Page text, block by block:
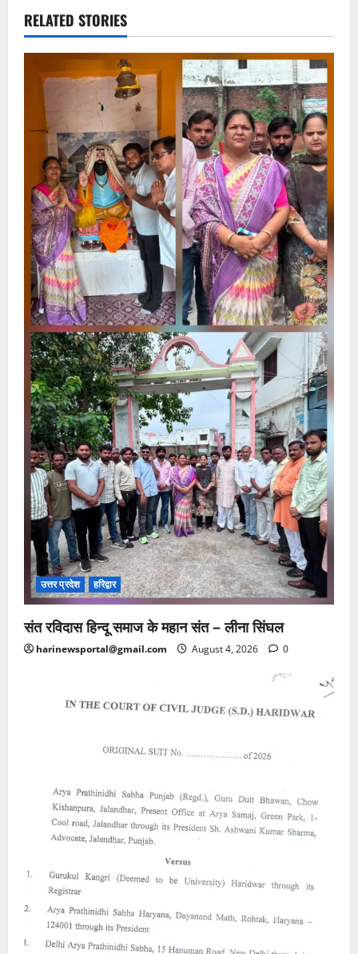
RELATED STORIES
उत्तर प्रदेश हरिद्वार
संत रविदास हिन्दू समाज के महान संत – लीना सिंघल
harinewsportal@gmail.com August 4, 2026 0